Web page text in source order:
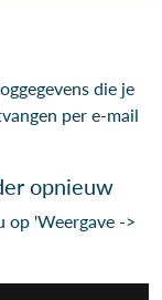
die je
per e-mail
opnieuw
op 'Weergave ->